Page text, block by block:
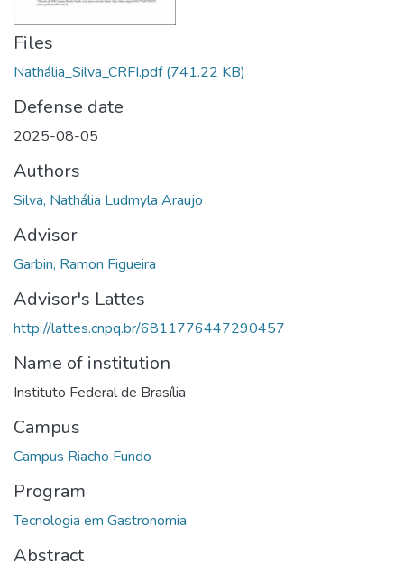
Files
Nathália_Silva_CRFI.pdf(741.22 KB)
Defense date
2025-08-05
Authors
Silva, Nathália Ludmyla Araujo
Advisor
Garbin, Ramon Figueira
Advisor's Lattes
http://lattes.cnpq.br/6811776447290457
Name of institution
Instituto Federal de Brasília
Campus
Campus Riacho Fundo
Program
Tecnologia em Gastronomia
Abstract